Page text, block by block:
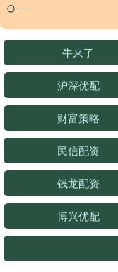
牛来了
沪深优配
财富策略
民信配资
钱龙配资
博兴优配